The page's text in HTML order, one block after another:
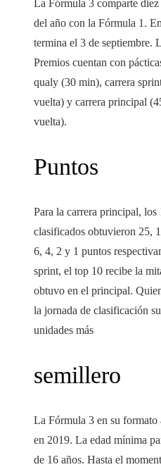
La Fórmula 3 comparte
del año con la Fórmula 1.
termina el 3 de septiembre.
Premios cuentan con
qualy (30 min), carrera
vuelta) y carrera principal
vuelta).
Puntos
Para la carrera principal, los
clasificados obtuvieron 25,
6, 4, 2 y 1 puntos
sprint, el top 10 recibe la
obtuvo en el principal.
la jornada de clasificación
unidades más
semillero
La Fórmula 3 en su formato
en 2019. La edad mínima
de 16 años. Hasta el